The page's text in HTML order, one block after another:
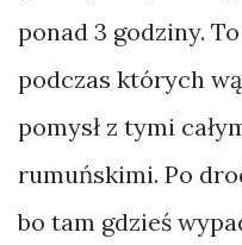
ponad 3 godziny.
podczas których
pomysł z tymi
rumuńskimi. Po
bo tam gdzieś